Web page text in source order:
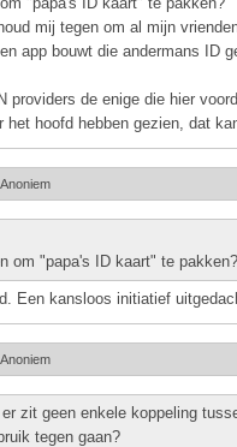
mij tegen om al mijn
app bouwt die andermans ID
providers de enige die hier
het hoofd hebben gezien, dat
Anoniem
om "papa's ID kaart" te pakken?
Een kansloos initiatief
Anoniem
er zit geen enkele koppeling
tegen gaan?